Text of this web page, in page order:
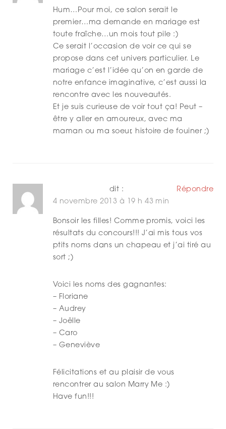
Hum…Pour moi, ce salon serait le
premier…ma demande en mariage est
toute fraîche…un mois tout pile :)
Ce serait l’occasion de voir ce qui se
propose dans cet univers particulier. Le
mariage c’est l’idée qu’on en garde de
notre enfance imaginative, c’est aussi la
rencontre avec les nouveautés.
Et je suis curieuse de voir tout ça! Peut –
être y aller en amoureux, avec ma
maman ou ma soeur, histoire de fouiner ;)
dit :
4 novembre 2013 à 19 h 43 min
Bonsoir les filles! Comme promis, voici les
résultats du concours!!! J’ai mis tous vos
ptits noms dans un chapeau et j’ai tiré au
sort ;)
Voici les noms des gagnantes:
– Floriane
– Audrey
– Joëlle
– Caro
– Geneviève
Félicitations et au plaisir de vous
rencontrer au salon Marry Me :)
Have fun!!!
Répondre